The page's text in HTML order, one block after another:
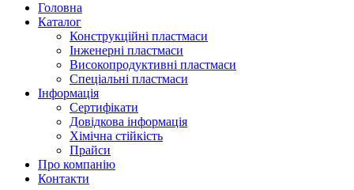
Головна
Каталог
Конструкційні пластмаси
Інженерні пластмаси
Високопродуктивні пластмаси
Спеціальні пластмаси
Інформація
Сертифікати
Довідкова інформація
Хімічна стійкість
Прайси
Про компанію
Контакти